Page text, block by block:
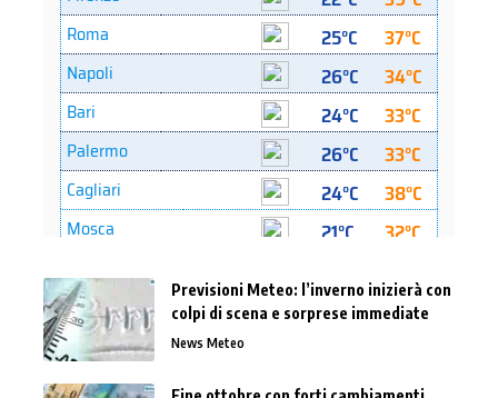
Previsioni Meteo: l’inverno inizierà con
colpi di scena e sorprese immediate
News Meteo